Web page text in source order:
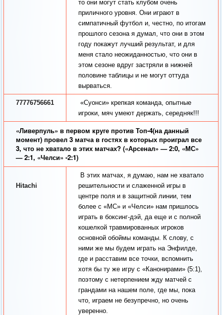
то они могут стать клубом очень
приличного уровня. Они играют в
симпатичный футбол и, честно, по итогам
прошлого сезона я думал, что они в этом
году покажут лучший результат, и для
меня стало неожиданностью, что они в
этом сезоне вдруг застряли в нижней
половине таблицы и не могут оттуда
вырваться.
77776756661
«Суонси» крепкая команда, опытные
игроки, мяч умеют держать, середняк!!!
«Ливерпуль» в первом круге против Топ-4(на данный
момент) провел 3 матча в гостях в которых проиграл все
3, что не хватало в этих матчах? («Арсенал» — 2:0, «МС»
— 2:1, «Челси» -2:1)
Hitachi
В этих матчах, я думаю, нам не хватало
решительности и слаженной игры в
центре поля и в защитной линии, тем
более с «МС» и «Челси» нам пришлось
играть в боксинг-дэй, да еще и с полной
кошелкой травмированных игроков
основной обоймы команды. К слову, с
ними же мы будем играть на Энфилде,
где и расставим все точки, вспомнить
хотя бы ту же игру с «Канонирами» (5:1),
поэтому с нетерпением жду матчей с
грандами на нашем поле, где мы, пока
что, играем не безупречно, но очень
уверенно.